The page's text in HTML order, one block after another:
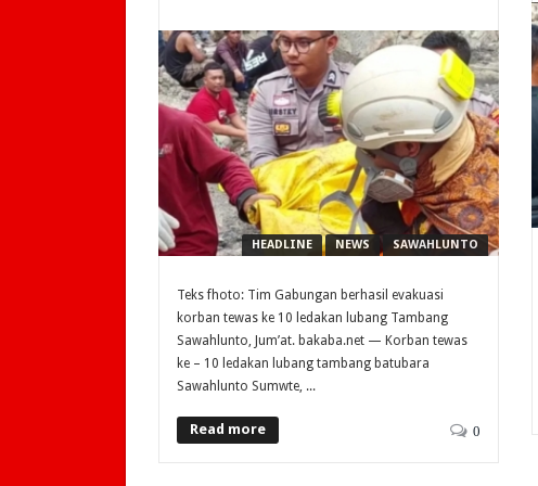
HEADLINE NEWS SAWAHLUNTO
Teks fhoto: Tim Gabungan berhasil evakuasi
korban tewas ke 10 ledakan lubang Tambang
Sawahlunto, Jum’at. bakaba.net — Korban tewas
ke – 10 ledakan lubang tambang batubara
Sawahlunto Sumwte, ...
Read more 0